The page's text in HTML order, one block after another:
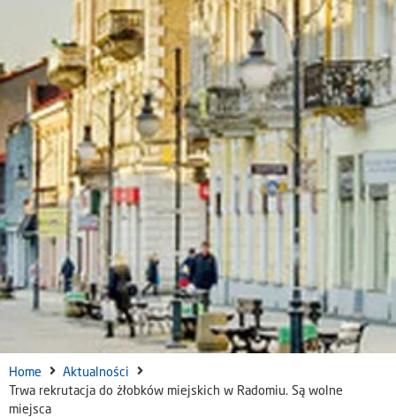
Home
Aktualności
Trwa rekrutacja do żłobków miejskich w Radomiu. Są wolne
miejsca